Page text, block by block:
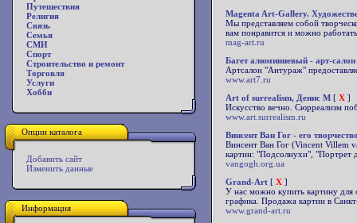
Путешествия
Религия
Связь
Семья
СМИ
Спорт
Строительство и ремонт
Торговля
Услуги
Хобби
Опции каталога
Добавить сайт
Изменить данные
Информация
Magenta Art-Gallery.
Мы представляем собой
вам понравится и можно
mag-art.ru
Багет алюминиевый - арт-
Артсалон "Антураж"
www.art7.ru
Art of surrealism, Денис М [ X ]
Искусство вечно. Сюрреализм
www.art.surrealism.ru
Винсент Ван Гог - его
Винсент Ван Гог (Vincent Villem
картин: "Подсолнухи", "Портрет
vangogh.org.ua
Grand-Art [ X ]
У нас можно купить картину для
графика. Продажа картин в
www.grand-art.ru